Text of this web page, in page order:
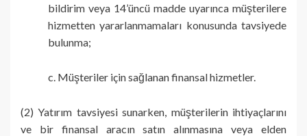
bildirim veya 14’üncü madde uyarınca müşterilere
hizmetten yararlanmamaları konusunda tavsiyede
bulunma;
c. Müşteriler için sağlanan finansal hizmetler.
(2) Yatırım tavsiyesi sunarken, müşterilerin ihtiyaçlarını
ve bir finansal aracın satın alınmasına veya elden